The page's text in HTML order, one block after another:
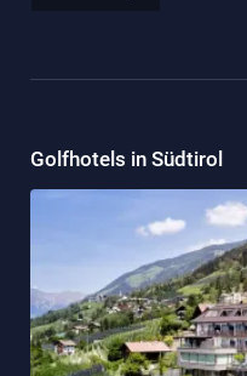
Golfhotels in Südtirol